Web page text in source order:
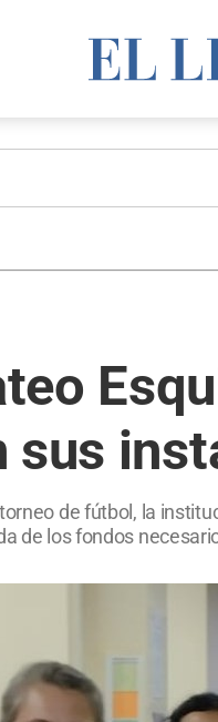
sus
de fútbol, la
de los fondos